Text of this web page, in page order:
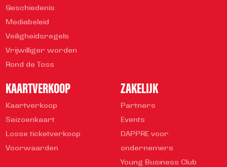
Geschiedenis
Mediabeleid
Veiligheidsregels
Vrijwilliger worden
Rond de Toss
KAARTVERKOOP
Kaartverkoop
Seizoenkaart
Losse ticketverkoop
Voorwaarden
ZAKELIJK
Partners
Events
DAPPRE voor
ondernemers
Young Business Club